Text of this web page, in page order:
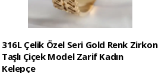
316L Çelik Özel Seri Gold Renk Zirkon
Taşlı Çiçek Model Zarif Kadın
Kelepçe